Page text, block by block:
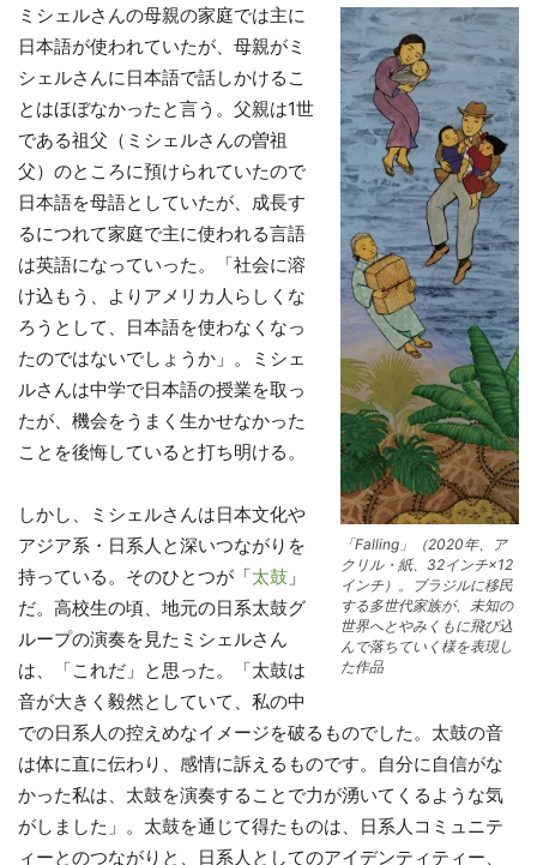
「Falling」（2020年、ア
クリル・紙、32インチ×12
インチ）。ブラジルに移民
する多世代家族が、未知の
世界へとやみくもに飛び込
んで落ちていく様を表現し
た作品
ミシェルさんの母親の家庭では主に
日本語が使われていたが、母親がミ
シェルさんに日本語で話しかけるこ
とはほぼなかったと言う。父親は1世
である祖父（ミシェルさんの曽祖
父）のところに預けられていたので
日本語を母語としていたが、成長す
るにつれて家庭で主に使われる言語
は英語になっていった。「社会に溶
け込もう、よりアメリカ人らしくな
ろうとして、日本語を使わなくなっ
たのではないでしょうか」。ミシェ
ルさんは中学で日本語の授業を取っ
たが、機会をうまく生かせなかった
ことを後悔していると打ち明ける。
しかし、ミシェルさんは日本文化や
アジア系・日系人と深いつながりを
持っている。そのひとつが「太鼓 」
だ。高校生の頃、地元の日系太鼓グ
ループの演奏を見たミシェルさん
は、「これだ」と思った。「太鼓は
音が大きく毅然としていて、私の中
での日系人の控えめなイメージを破るものでした。太鼓の音
は体に直に伝わり、感情に訴えるものです。自分に自信がな
かった私は、太鼓を演奏することで力が湧いてくるような気
がしました」。太鼓を通じて得たものは、日系人コミュニテ
ィーとのつながりと、日系人としてのアイデンティティー、